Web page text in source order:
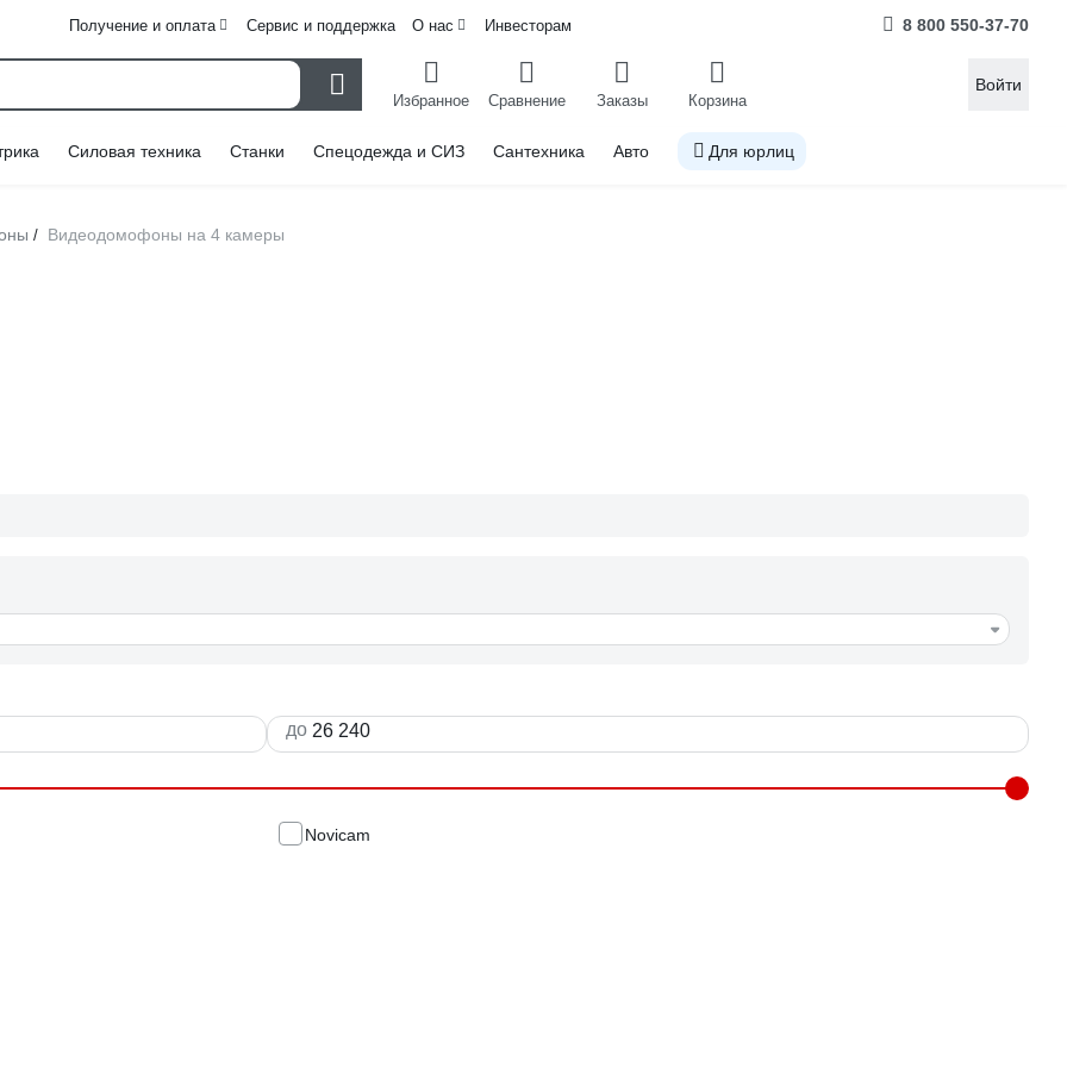
Получение и оплата Сервис и поддержка О нас Инвесторам 8 800 550-37-70
Избранное Сравнение Заказы Корзина
Войти
Силовая техника Станки Спецодежда и СИЗ Сантехника Авто Для юрлиц
/ Видеодомофоны на 4 камеры
до
Novicam